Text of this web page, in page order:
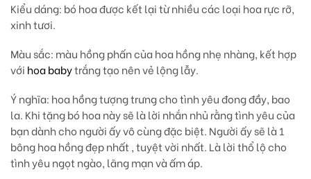
Kiểu dáng: bó hoa được kết lại từ nhiều các loại hoa rực rỡ,
xinh tươi.
Màu sắc: màu hồng phấn của hoa hồng nhẹ nhàng, kết hợp
với hoa babytrắng tạo nên vẻ lộng lẫy.
Ý nghĩa: hoa hồng tượng trưng cho tình yêu đong đầy, bao
la. Khi tặng bó hoa này sẽ là lời nhắn nhủ rằng tình yêu của
bạn dành cho người ấy vô cùng đặc biệt. Người ấy sẽ là 1
bông hoa hồng đẹp nhất , tuyệt vời nhất. Là lời thổ lộ cho
tình yêu ngọt ngào, lãng mạn và ấm áp.